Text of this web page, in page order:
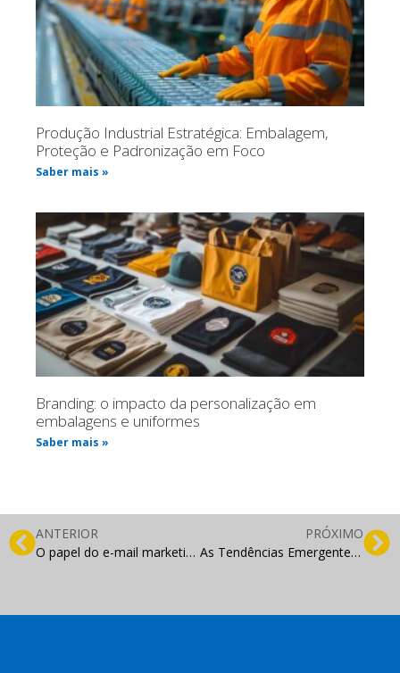
Produção Industrial Estratégica: Embalagem,
Proteção e Padronização em Foco
Saber mais »
Branding: o impacto da personalização em
embalagens e uniformes
Saber mais »
ANTERIOR
O papel do e-mail marketing na nutrição de leads e conversão de vendas
PRÓXIMO
As Tendências Emergentes no Marketing: Personalização em Massa e Inteligência Artificial